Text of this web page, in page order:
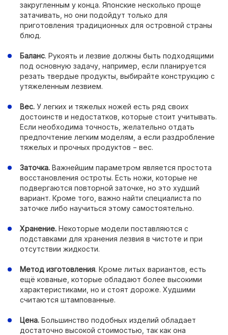
закругленным у конца. Японские несколько проще
затачивать, но они подойдут только для
приготовления традиционных для островной страны
блюд.
Баланс. Рукоять и лезвие должны быть подходящими
под основную задачу, например, если планируется
резать твердые продукты, выбирайте конструкцию с
утяжеленным лезвием.
Вес. У легких и тяжелых ножей есть ряд своих
достоинств и недостатков, которые стоит учитывать.
Если необходима точность, желательно отдать
предпочтение легким моделям, а если раздробление
тяжелых и прочных продуктов − вес.
Заточка. Важнейшим параметром является простота
восстановления остроты. Есть ножи, которые не
подвергаются повторной заточке, но это худший
вариант. Кроме того, важно найти специалиста по
заточке либо научиться этому самостоятельно.
Хранение. Некоторые модели поставляются с
подставками для хранения лезвия в чистоте и при
отсутствии жидкости.
Метод изготовления. Кроме литых вариантов, есть
ещё кованые, которые обладают более высокими
характеристиками, но и стоят дороже. Худшими
считаются штампованные.
Цена. Большинство подобных изделий обладает
достаточно высокой стоимостью, так как она